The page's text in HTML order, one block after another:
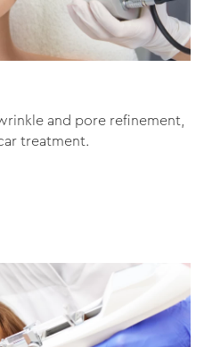
and pore refinement,
treatment.